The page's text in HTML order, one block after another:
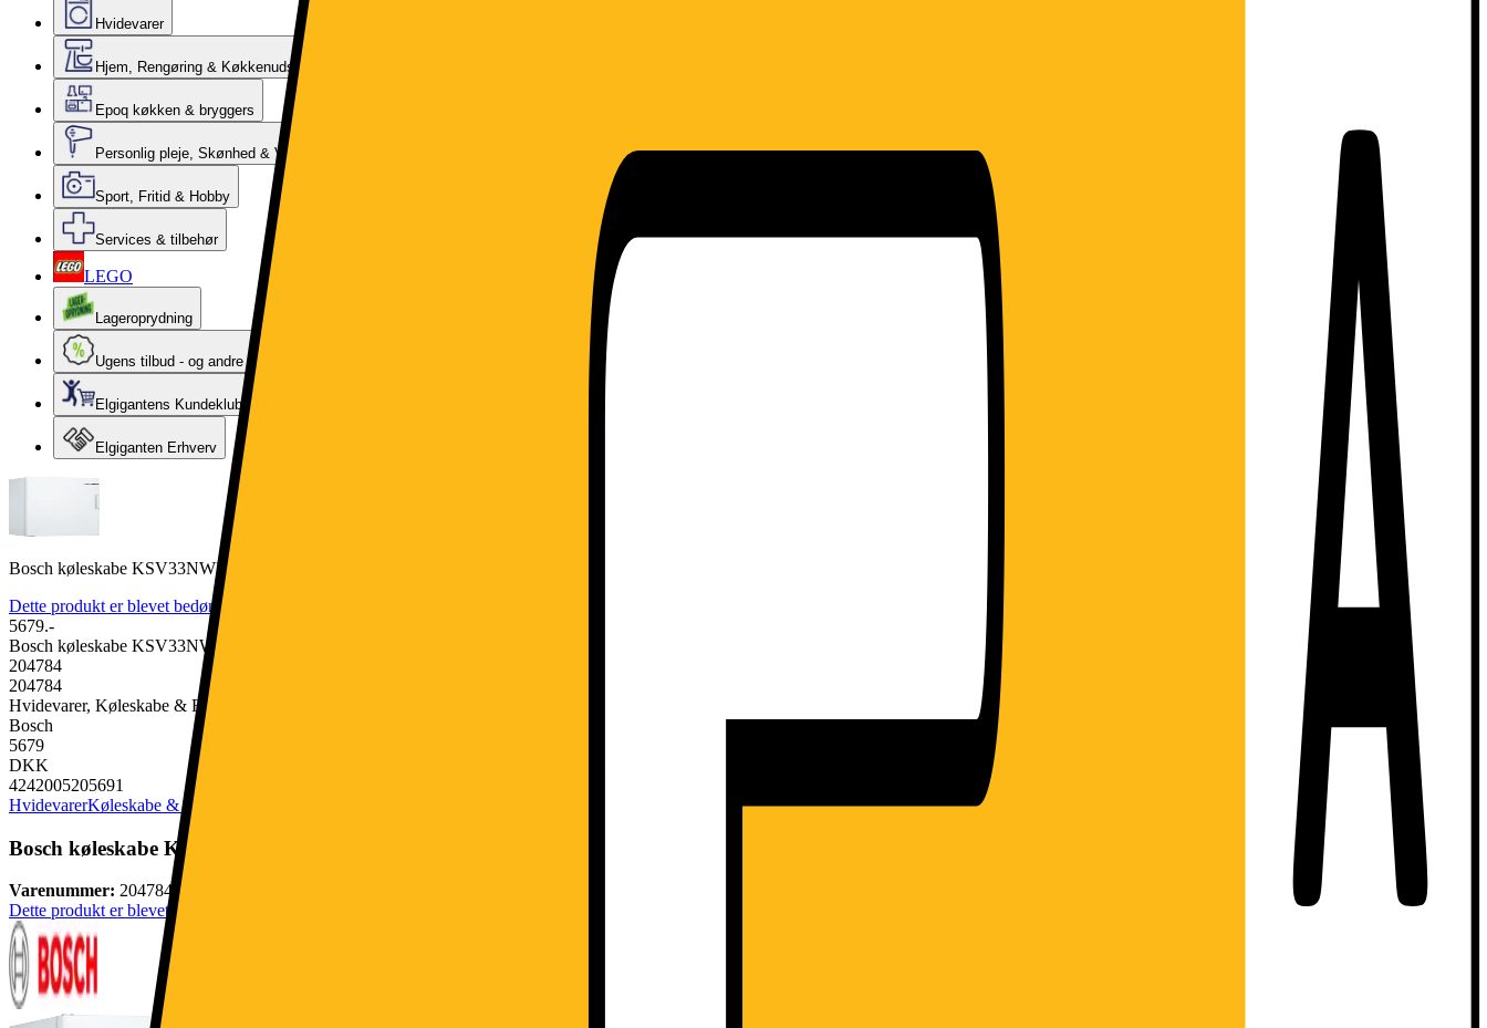
Hvidevarer
Hjem, Rengøring & Køkkenudstyr
Epoq køkken & bryggers
Personlig pleje, Skønhed & Velvære
Sport, Fritid & Hobby
Services & tilbehør
LEGO
Lageroprydning
Ugens tilbud - og andre gode priser
Elgigantens Kundeklub
Elgiganten Erhverv
Bosch køleskabe KSV33NWEP
Dette produkt er blevet bedømt til 4.7 ud af 5 stjerner.
5679.-
Bosch køleskabe KSV33NWEP
204784
204784
Hvidevarer, Køleskabe & Fryseskabe, Køleskab
Bosch
5679
DKK
4242005205691
HvidevarerKøleskabe & Fryseskabe
Bosch køleskabe KSV33NWEP
Varenummer: 204784
Dette produkt er blevet bedømt til 4.7 ud af 5 stjerner.